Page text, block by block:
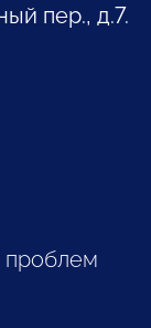
пер., д.7.
проблем